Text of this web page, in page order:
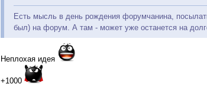
Есть мысль в день рождения форумчанина,
был) на форум. А там - может уже останется на
Неплохая идея
+1000